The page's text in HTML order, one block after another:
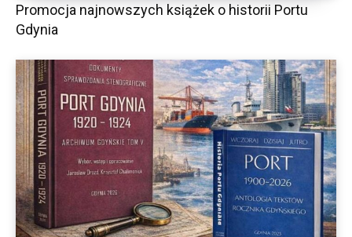
Promocja najnowszych książek o historii Portu
Gdynia